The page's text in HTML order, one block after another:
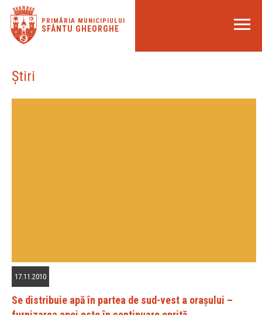
PRIMĂRIA MUNICIPIULUI
SFÂNTU GHEORGHE
Știri
17.11.2010
Se distribuie apă în partea de sud-vest a oraşului –